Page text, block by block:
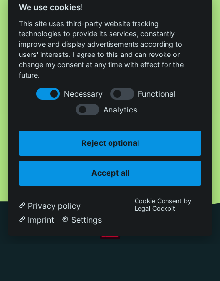
We use cookies!
This site uses third-party website tracking
technologies to provide its services, constantly
improve and display advertisements according to
users' interests. I agree to this and can revoke or
change my consent at any time with effect for the
future.
Necessary
Functional
Analytics
Reject optional
Accept all
Privacy policy
Imprint
Settings
Cookie Consent by
Legal Cockpit